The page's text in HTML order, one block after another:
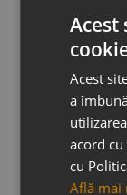
S-ar
Vopsea
Acest
Acest
a
acord
cu
Află mai